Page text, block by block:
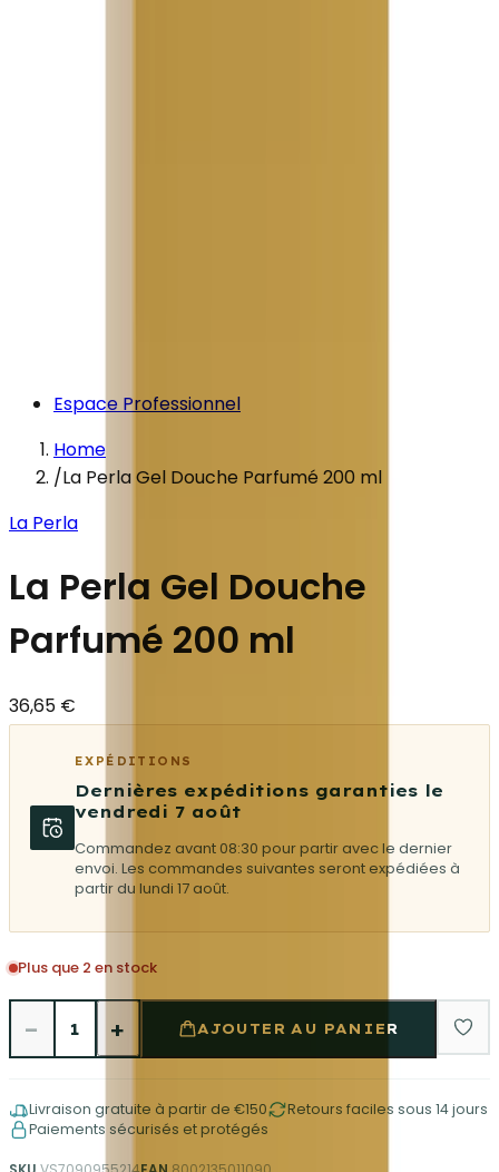
Espace Professionnel
Home
/La Perla Gel Douche Parfumé 200 ml
La Perla
La Perla Gel Douche
Parfumé 200 ml
36,65 €
EXPÉDITIONS
Dernières expéditions garanties le
vendredi 7 août
Commandez avant 08:30 pour partir avec le dernier
envoi. Les commandes suivantes seront expédiées à
partir du lundi 17 août.
Plus que 2 en stock
− 1 + AJOUTER AU PANIER
Livraison gratuite à partir de €150
Retours faciles sous 14 jours
Paiements sécurisés et protégés